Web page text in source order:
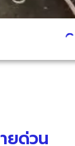
ยด่วน